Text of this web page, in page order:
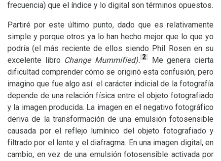
frecuencia) que el índice y lo digital son términos opuestos.
Partiré por este último punto, dado que es relativamente
simple y porque otros ya lo han hecho mejor que lo que yo
podría (el más reciente de ellos siendo Phil Rosen en su
excelente libro Change Mummified). 2
Me genera cierta
dificultad comprender cómo se originó esta confusión, pero
imagino que fue algo así: el carácter indicial de la fotografía
depende de una relación física entre el objeto fotografiado
y la imagen producida. La imagen en el negativo fotográfico
deriva de la transformación de una emulsión fotosensible
causada por el reflejo lumínico del objeto fotografiado y
filtrado por el lente y el diafragma. En una imagen digital, en
cambio, en vez de una emulsión fotosensible activada por